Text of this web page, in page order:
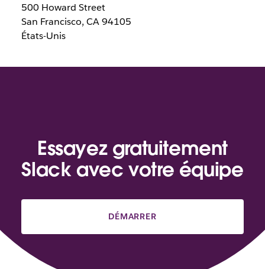
500 Howard Street
San Francisco, CA 94105
États-Unis
Essayez gratuitement
Slack avec votre équipe
DÉMARRER